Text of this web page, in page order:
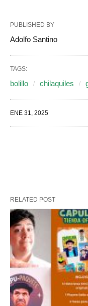
PUBLISHED BY
Adolfo Santino
TAGS:
bolillo chilaquiles
ENE 31, 2025
RELATED POST